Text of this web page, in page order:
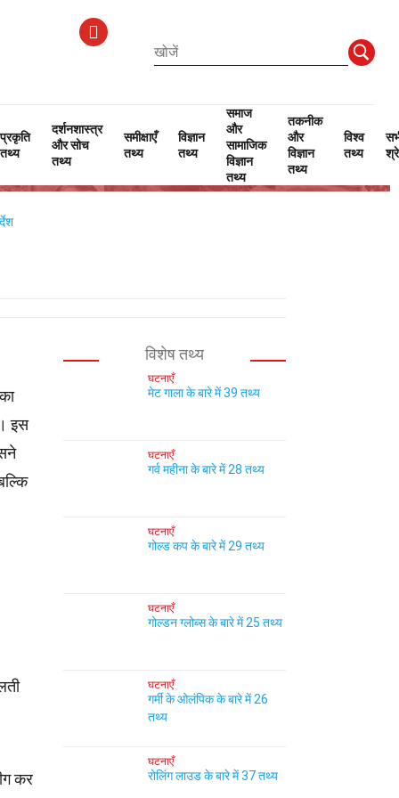
प्रकृति
तथ्य
दर्शनशास्त्र
और सोच
तथ्य
समीक्षाएँ
तथ्य
विज्ञान
तथ्य
समाज
और
सामाजिक
विज्ञान
तथ्य
तकनीक
और
विज्ञान
तथ्य
विश्व
तथ्य
इस
कर
विशेष तथ्य
घटनाएँ
मेट गाला के बारे में 39 तथ्य
घटनाएँ
गर्व महीना के बारे में 28 तथ्य
घटनाएँ
गोल्ड कप के बारे में 29 तथ्य
घटनाएँ
गोल्डन ग्लोब्स के बारे में 25 तथ्य
घटनाएँ
गर्मी के ओलंपिक के बारे में 26
तथ्य
घटनाएँ
रोलिंग लाउड के बारे में 37 तथ्य